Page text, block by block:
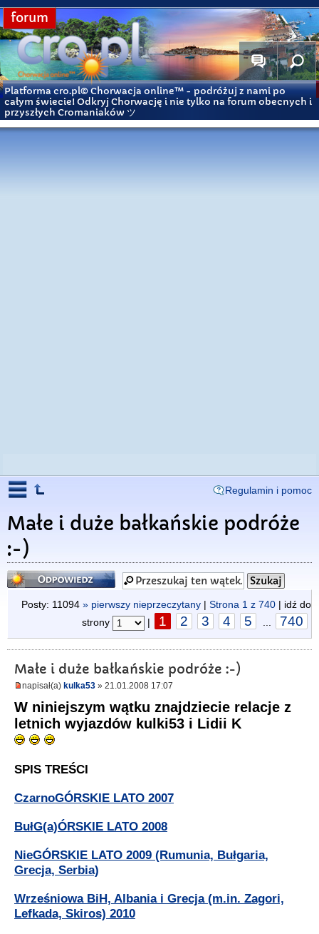
forum
Platforma cro.pl© Chorwacja online™ - podróżuj z nami po
całym świecie! Odkryj Chorwację i nie tylko na forum obecnych i
przyszłych Cromaniaków ツ
Regulamin i pomoc
Małe i duże bałkańskie podróże
:-)
Odpowiedz
Posty: 11094 » pierwszy nieprzeczytany | Strona 1 z 740 | idź do
strony
| 1 2 3 4 5 740
Małe i duże bałkańskie podróże :-)
napisał(a) kulka53 » 21.01.2008 17:07
W niniejszym wątku znajdziecie relacje z
letnich wyjazdów kulki53 i Lidii K
SPIS TREŚCI
CzarnoGÓRSKIE LATO 2007
BułG(a)ÓRSKIE LATO 2008
NieGÓRSKIE LATO 2009 (Rumunia, Bułgaria,
Grecja, Serbia)
Wrześniowa BiH, Albania i Grecja (m.in. Zagori,
Lefkada, Skiros) 2010